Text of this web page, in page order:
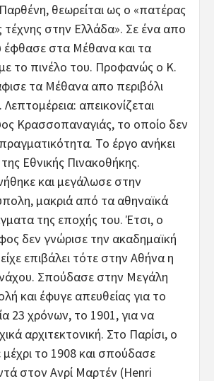
θεωρείται ως ο «πατέρας
τέχνης στην Ελλάδα». Σε ένα απο
έφθασε στα Μέθανα και τα
το πινέλο του. Προφανώς ο Κ.
τα Μέθανα απο περιβόλι
απεικονίζεται
Κρασσοπαναγιάς, το οποίο δεν
Το έργο ανήκει
Εθνικής Πινακοθήκης.
και μεγάλωσε στην
μακριά από τα αθηναϊκά
της εποχής του. Έτσι, ο
δεν γνώρισε την ακαδημαϊκή
επιβάλει τότε στην Αθήνα η
Σπούδασε στην Μεγάλη
και έφυγε απευθείας για το
23 χρόνων, το 1901, για να
αρχιτεκτονική. Στο Παρίσι, ο
μέχρι το 1908 και σπούδασε
στον Ανρί Μαρτέν (Henri